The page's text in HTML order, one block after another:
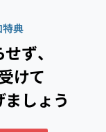
特典
ず、
けて
しょう